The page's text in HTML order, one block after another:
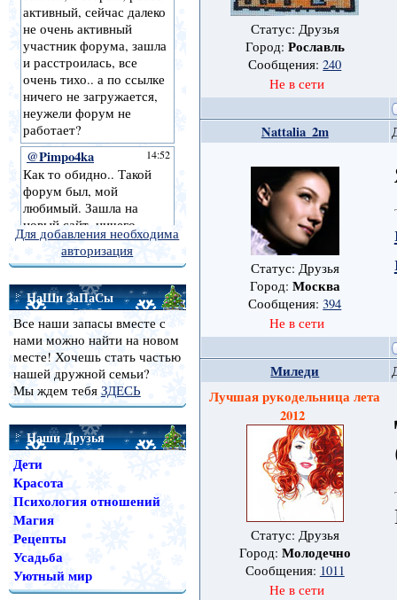
Для добавления необходима
авторизация
НаШи ЗаПаСы
Все наши запасы вместе с
нами можно найти на новом
месте! Хочешь стать частью
нашей дружной семьи?
Мы ждем тебя ЗДЕСЬ
Наши Друзья
Дети
Красота
Психология отношений
Магия
Рецепты
Усадьба
Уютный мир
Статус: Друзья
Город: Рославль
Сообщения:240
Не в сети
Nattalia_2m
Статус: Друзья
Город: Москва
Сообщения:394
Не в сети
Миледи
Лучшая рукодельница лета
2012
Статус: Друзья
Город: Молодечно
Сообщения: 1011
Не в сети